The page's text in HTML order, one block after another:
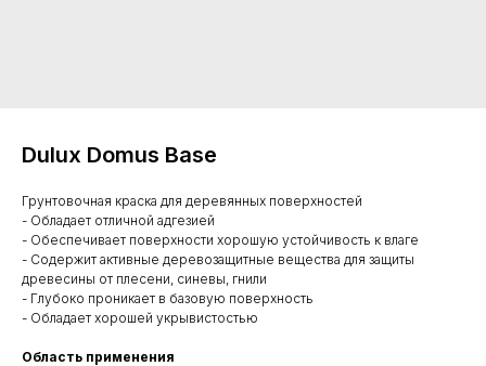
Dulux Domus Base
Грунтовочная краска для деревянных поверхностей
- Обладает отличной адгезией
- Обеспечивает поверхности хорошую устойчивость к влаге
- Содержит активные деревозащитные вещества для защиты
древесины от плесени, синевы, гнили
- Глубоко проникает в базовую поверхность
- Обладает хорошей укрывистостью
Область применения